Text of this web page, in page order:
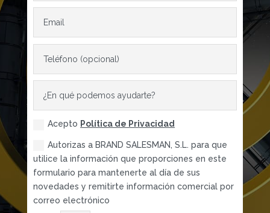
Acepto Política de Privacidad
Autorizas a BRAND SALESMAN, S.L. para que
utilice la información que proporciones en este
formulario para mantenerte al día de sus
novedades y remitirte información comercial por
correo electrónico